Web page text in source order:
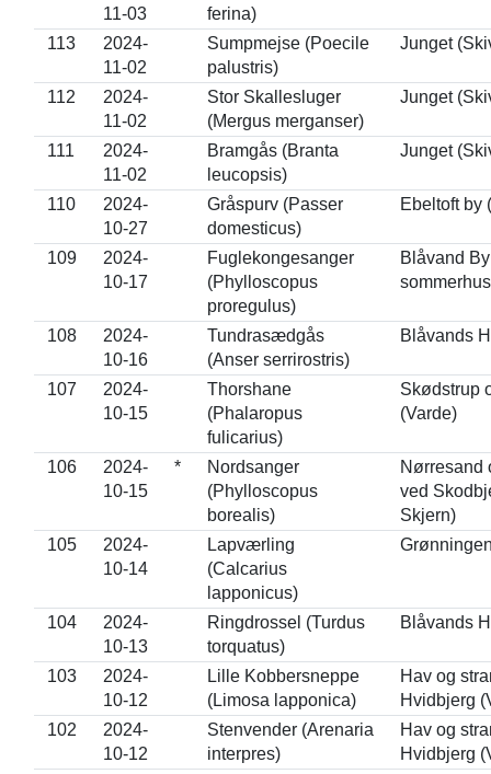
11-03
ferina)
113
2024-
11-02
Sumpmejse (Poecile
palustris)
Junget
112
2024-
11-02
Stor Skallesluger
(Mergus merganser)
Junget
111
2024-
11-02
Bramgås (Branta
leucopsis)
Junget
110
2024-
10-27
Gråspurv (Passer
domesticus)
Ebeltoft by
109
2024-
10-17
Fuglekongesanger
(Phylloscopus
proregulus)
Blåvand
108
2024-
10-16
Tundrasædgås
(Anser serrirostris)
Blåvands
107
2024-
10-15
Thorshane
(Phalaropus
fulicarius)
Skødstrup
(Varde)
106
2024-
10-15
*
Nordsanger
(Phylloscopus
borealis)
Nørresand
ved
Skjern)
105
2024-
10-14
Lapværling
(Calcarius
lapponicus)
104
2024-
10-13
Ringdrossel (Turdus
torquatus)
Blåvands
103
2024-
10-12
Lille Kobbersneppe
(Limosa lapponica)
Hav og
Hvidbjerg
102
2024-
10-12
Stenvender (Arenaria
interpres)
Hav og
Hvidbjerg